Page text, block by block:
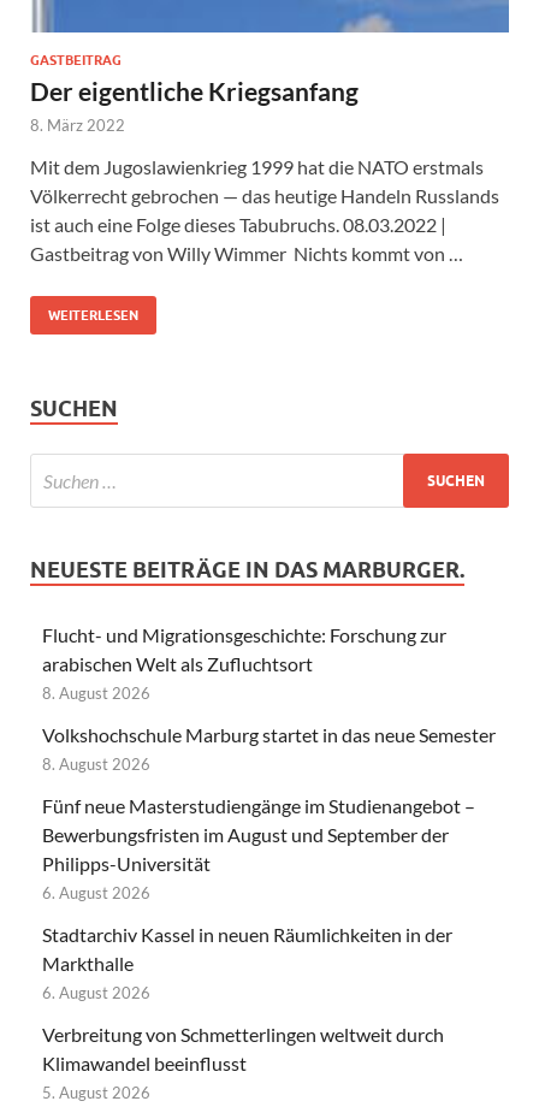
GASTBEITRAG
Der eigentliche Kriegsanfang
8. März 2022
Mit dem Jugoslawienkrieg 1999 hat die NATO erstmals
Völkerrecht gebrochen — das heutige Handeln Russlands
ist auch eine Folge dieses Tabubruchs. 08.03.2022 |
Gastbeitrag von Willy Wimmer Nichts kommt von …
WEITERLESEN
SUCHEN
NEUESTE BEITRÄGE IN DAS MARBURGER.
Flucht- und Migrationsgeschichte: Forschung zur
arabischen Welt als Zufluchtsort
8. August 2026
Volkshochschule Marburg startet in das neue Semester
8. August 2026
Fünf neue Masterstudiengänge im Studienangebot –
Bewerbungsfristen im August und September der
Philipps-Universität
6. August 2026
Stadtarchiv Kassel in neuen Räumlichkeiten in der
Markthalle
6. August 2026
Verbreitung von Schmetterlingen weltweit durch
Klimawandel beeinflusst
5. August 2026